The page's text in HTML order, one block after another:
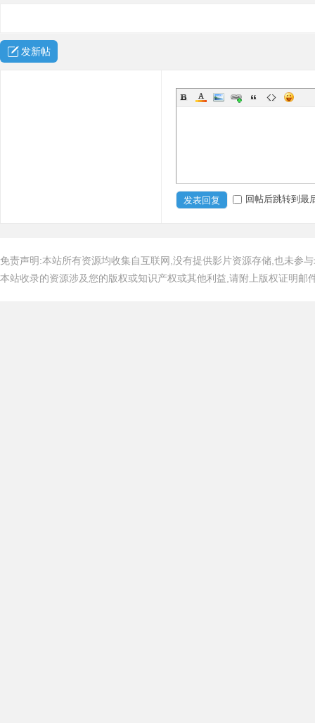
发新帖
发表回复 回帖后跳转到最
免责声明:本站所有资源均收集自互联网,没有提供影片资源存储,也未参
本站收录的资源涉及您的版权或知识产权或其他利益,请附上版权证明